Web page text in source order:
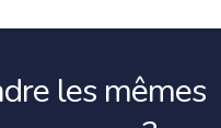
les mêmes